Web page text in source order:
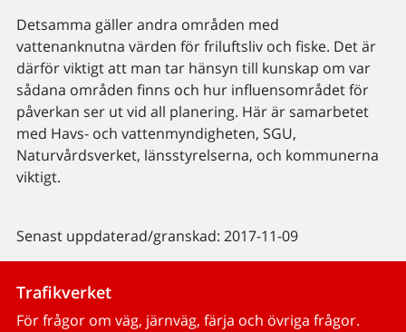
Detsamma gäller andra områden med
vattenanknutna värden för friluftsliv och fiske. Det är
därför viktigt att man tar hänsyn till kunskap om var
sådana områden finns och hur influensområdet för
påverkan ser ut vid all planering. Här är samarbetet
med Havs- och vattenmyndigheten, SGU,
Naturvårdsverket, länsstyrelserna, och kommunerna
viktigt.
Senast uppdaterad/granskad: 2017-11-09
Trafikverket
För frågor om väg, järnväg, färja och övriga frågor.